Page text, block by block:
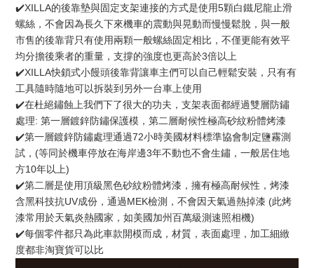
✔️XILLA的後靠墊與固定支架連接的方式是使用5顆白鐵尼龍止滑
螺絲，不會因為長久下來機車的震動與晃動而慢慢鬆脫，與一般
市售的後靠背只有使用兩顆一般螺絲固定相比，不僅更能有效平
均分擔後乘者的重量，支撐的強度也更高於3倍以上
✔️XILLA快鎖式小饅頭後靠背讓車主們可以自己輕鬆安裝，只有有
工具隨時隨地可以拆裝到另外一台車上使用
✔️在杜絕鏽蝕上我們下了很大的功夫，支架表面都經過雙層防鏽
處理: 第一層鍍鋅防鏽保護模，第二層耐候性極高砂紋粉體烤漆
✔️第一層鍍鋅防鏽處理通過72小時美國材料標準協會制定鹽霧測
試，(等同於機車停放在海岸邊3年不動也不會生鏽，一般居住地
方10年以上)
✔️第二層是使用頂級黑色砂紋粉體烤漆，擁有極高耐候性，烤漆
含黑科技抗UV成份，通過MEK檢測，不會因天氣過熱掉漆 (此烤
漆常用於天氣炎熱國家，如美國加州百萬級測速照相機)
✔️每個零件都只為此車款開模而成，材質，表面處理，加工細緻
度都非淘寶貨可以比